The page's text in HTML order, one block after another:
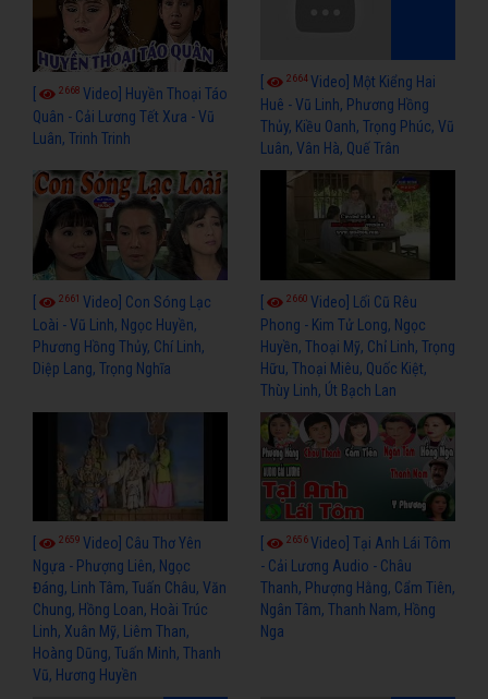
2668 Video] Huyền Thoại Táo
Quân - Cải Lương Tết Xưa - Vũ
Luân, Trinh Trinh
2664Video] Một Kiểng Hai
Huê - Vũ Linh, Phương Hồng
Thủy, Kiều Oanh, Trọng Phúc, Vũ
Luân, Vân Hà, Quế Trân
2661 Video] Con Sóng Lạc
Loài - Vũ Linh, Ngọc Huyền,
Phương Hồng Thủy, Chí Linh,
Diệp Lang, Trọng Nghĩa
2660 Video] Lối Cũ Rêu
Phong - Kim Tử Long, Ngọc
Huyền, Thoại Mỹ, Chỉ Linh, Trọng
Hữu, Thoại Miêu, Quốc Kiệt,
Thùy Linh, Út Bạch Lan
2659 Video] Câu Thơ Yên
Ngựa - Phượng Liên, Ngọc
Đáng, Linh Tâm, Tuấn Châu, Văn
Chung, Hồng Loan, Hoài Trúc
Linh, Xuân Mỹ, Liêm Than,
Hoàng Dũng, Tuấn Minh, Thanh
Vũ, Hương Huyền
2656Video] Tại Anh Lái Tôm
- Cải Lương Audio - Châu
Thanh, Phượng Hằng, Cẩm Tiên,
Ngân Tâm, Thanh Nam, Hồng
Nga